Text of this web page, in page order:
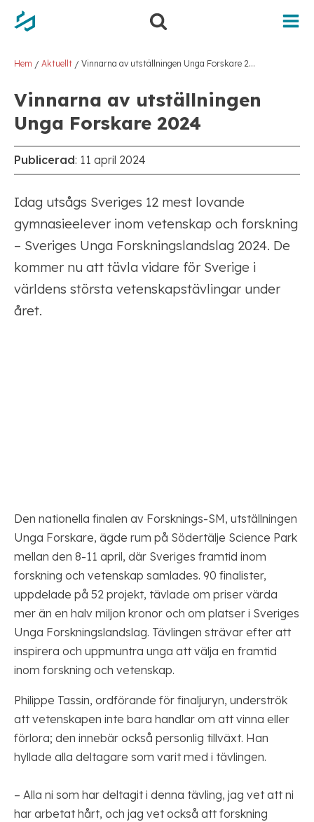
Hem / Aktuellt / Vinnarna av utställningen Unga Forskare 2024
Vinnarna av utställningen
Unga Forskare 2024
Publicerad: 11 april 2024
Idag utsågs Sveriges 12 mest lovande
gymnasieelever inom vetenskap och forskning
– Sveriges Unga Forskningslandslag 2024. De
kommer nu att tävla vidare för Sverige i
världens största vetenskapstävlingar under
året.
Den nationella finalen av Forsknings-SM, utställningen
Unga Forskare, ägde rum på Södertälje Science Park
mellan den 8-11 april, där Sveriges framtid inom
forskning och vetenskap samlades. 90 finalister,
uppdelade på 52 projekt, tävlade om priser värda
mer än en halv miljon kronor och om platser i Sveriges
Unga Forskningslandslag. Tävlingen strävar efter att
inspirera och uppmuntra unga att välja en framtid
inom forskning och vetenskap.
Philippe Tassin, ordförande för finaljuryn, underströk
att vetenskapen inte bara handlar om att vinna eller
förlora; den innebär också personlig tillväxt. Han
hyllade alla deltagare som varit med i tävlingen.
– Alla ni som har deltagit i denna tävling, jag vet att ni
har arbetat hårt, och jag vet också att forskning